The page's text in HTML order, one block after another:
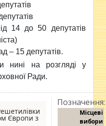
14 до 50 депутатів
– 15 депутатів.
нині на розгляді у
Ради.
Європи з
Позначення:
Місцеві
вибори